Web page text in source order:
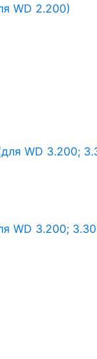
WD 2.200)
WD 3.200;